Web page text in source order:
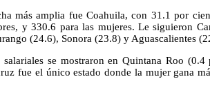
más amplia fue Coahuila, con 31.1 por
y 330.6 para las mujeres. Le siguieron
(24.6), Sonora (23.8) y Aguascalientes
salariales se mostraron en Quintana Roo
fue el único estado donde la mujer gana